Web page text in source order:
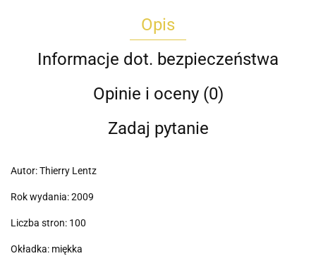
Opis
Informacje dot. bezpieczeństwa
Opinie i oceny (0)
Zadaj pytanie
Autor: Thierry Lentz
Rok wydania: 2009
Liczba stron: 100
Okładka: miękka